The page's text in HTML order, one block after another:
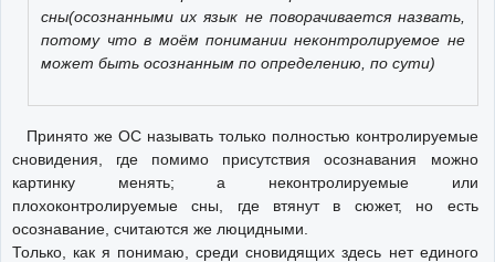
сны(осознанными их язык не поворачивается назвать,
потому что в моём понимании неконтролируемое не
может быть осознанным по определению, по сути)
Принято же ОС называть только полностью контролируемые
сновидения, где помимо присутствия осознавания можно
картинку менять; а неконтролируемые или
плохоконтролируемые сны, где втянут в сюжет, но есть
осознавание, считаются же люцидными.
Только, как я понимаю, среди сновидящих здесь нет единого